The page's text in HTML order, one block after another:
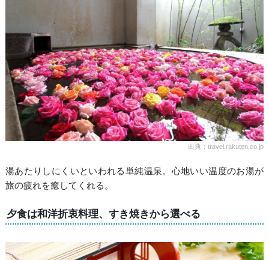
出典：travel.rakuten.co.jp
湯あたりしにくいといわれる単純温泉。心地いい温度のお湯が
旅の疲れを癒してくれる。
夕食は和洋折衷料理、すき焼きから選べる